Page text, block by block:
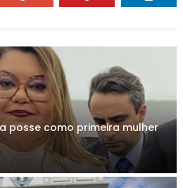
posse como primeira mulher